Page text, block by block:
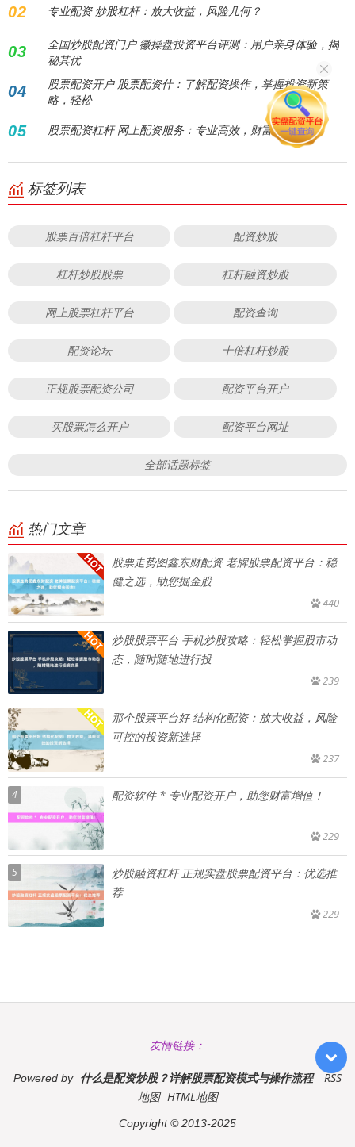
02 专业配资 炒股杠杆：放大收益，风险几何？
03
全国炒股配资门户 徽操盘投资平台评测：用户亲身体验，揭
秘其优
04
股票配资开户 股票配资什：了解配资操作，掌握投资新策
略，轻松
05 股票配资杠杆 网上配资服务：专业高效，财富倍增
标签列表
股票百倍杠杆平台 配资炒股
杠杆炒股股票 杠杆融资炒股
网上股票杠杆平台 配资查询
配资论坛 十倍杠杆炒股
正规股票配资公司 配资平台开户
买股票怎么开户 配资平台网址
全部话题标签
热门文章
股票走势图鑫东财配资 老牌股票配资平台：稳
健之选，助您掘金股
440
炒股股票平台 手机炒股攻略：轻松掌握股市动
态，随时随地进行投
239
那个股票平台好 结构化配资：放大收益，风险
可控的投资新选择
237
4 配资软件 * 专业配资开户，助您财富增值！
229
5
炒股融资杠杆 正规实盘股票配资平台：优选推
荐
229
友情链接：
Powered by 什么是配资炒股？详解股票配资模式与操作流程
RSS
地图 HTML地图
Copyright© 2013-2025